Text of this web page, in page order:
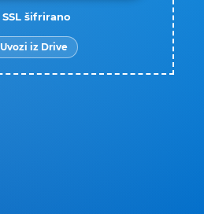
SSL šifrirano
Uvozi iz Drive